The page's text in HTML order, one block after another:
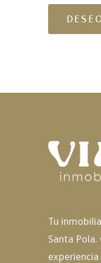
Tu
Santa